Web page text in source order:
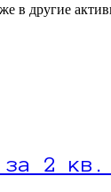
в другие
за 2